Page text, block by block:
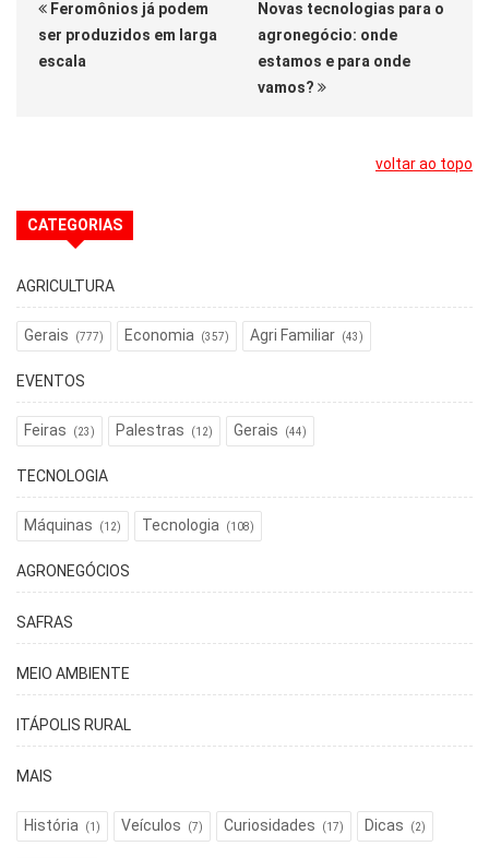
Feromônios já podem
ser produzidos em larga
escala
Novas tecnologias para o
agronegócio: onde
estamos e para onde
vamos?
voltar ao topo
CATEGORIAS
AGRICULTURA
Gerais (777) Economia (357) Agri Familiar (43)
EVENTOS
Feiras (23) Palestras (12) Gerais (44)
TECNOLOGIA
Máquinas (12) Tecnologia (108)
AGRONEGÓCIOS
SAFRAS
MEIO AMBIENTE
ITÁPOLIS RURAL
MAIS
História (1) Veículos (7) Curiosidades (17) Dicas (2)